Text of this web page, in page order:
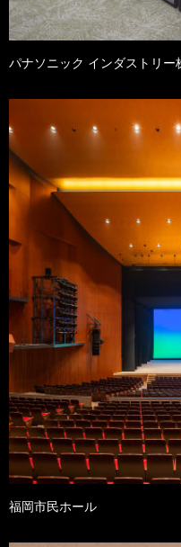
パナソニック インダストリ
福岡市民ホール